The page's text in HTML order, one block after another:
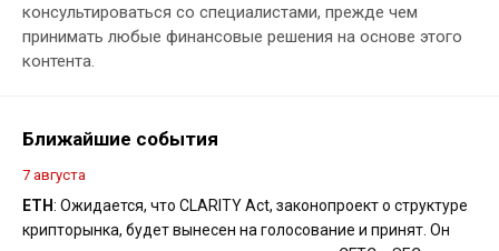
консультироваться со специалистами, прежде чем
принимать любые финансовые решения на основе этого
контента.
Ближайшие события
7 августа
ETH: Ожидается, что CLARITY Act, законопроект о структуре
крипторынка, будет вынесен на голосование и принят. Он